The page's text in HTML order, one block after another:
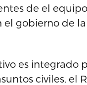
de el
gobierno de
es integrado
civiles, el